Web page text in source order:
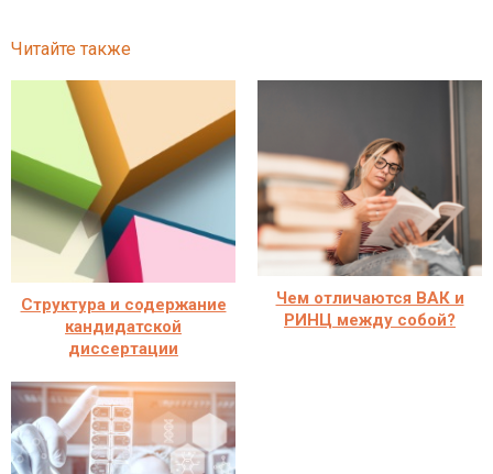
Читайте также
Структура и содержание
кандидатской
диссертации
Чем отличаются ВАК и
РИНЦ между собой?